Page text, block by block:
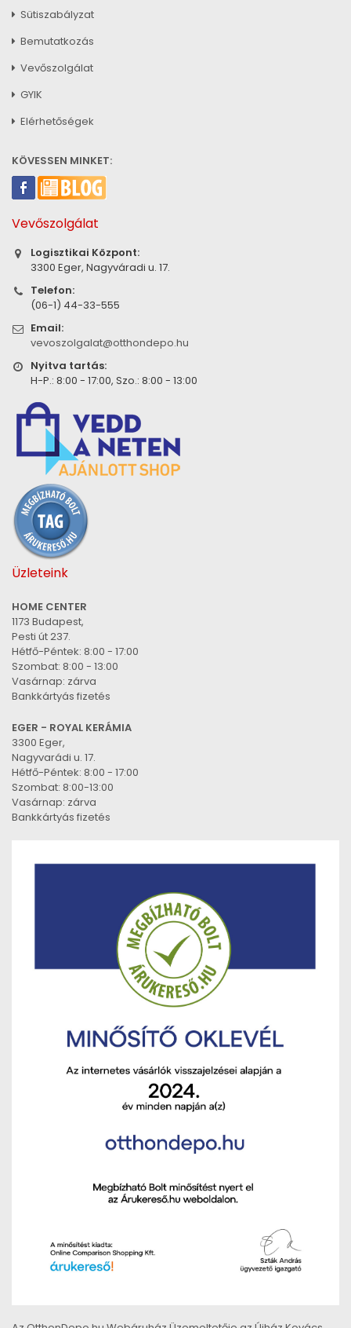
Sütiszabályzat
Bemutatkozás
Vevőszolgálat
GYIK
Elérhetőségek
KÖVESSEN MINKET:
Vevőszolgálat
Logisztikai Központ:
3300 Eger, Nagyváradi u. 17.
Telefon:
(06-1) 44-33-555
Email:
vevoszolgalat@otthondepo.hu
Nyitva tartás:
H-P.: 8:00 - 17:00, Szo.: 8:00 - 13:00
Üzleteink
HOME CENTER
1173 Budapest,
Pesti út 237.
Hétfő-Péntek: 8:00 - 17:00
Szombat: 8:00 - 13:00
Vasárnap: zárva
Bankkártyás fizetés
EGER - ROYAL KERÁMIA
3300 Eger,
Nagyvarádi u. 17.
Hétfő-Péntek: 8:00 - 17:00
Szombat: 8:00-13:00
Vasárnap: zárva
Bankkártyás fizetés